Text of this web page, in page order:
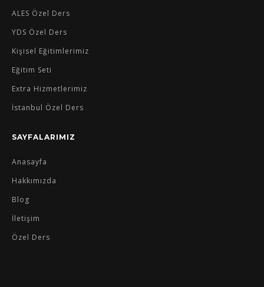
ALES Özel Ders
YDS Özel Ders
Kişisel Eğitimlerimiz
Eğitim Seti
Extra Hizmetlerimiz
İstanbul Özel Ders
SAYFALARIMIZ
Anasayfa
Hakkımızda
Blog
İletişim
Özel Ders